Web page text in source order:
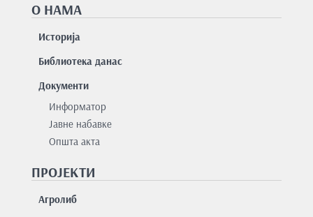
О НАМА
Историја
Библиотека данас
Документи
Информатор
Јавне набавке
Општа акта
ПРОЈЕКТИ
Агролиб